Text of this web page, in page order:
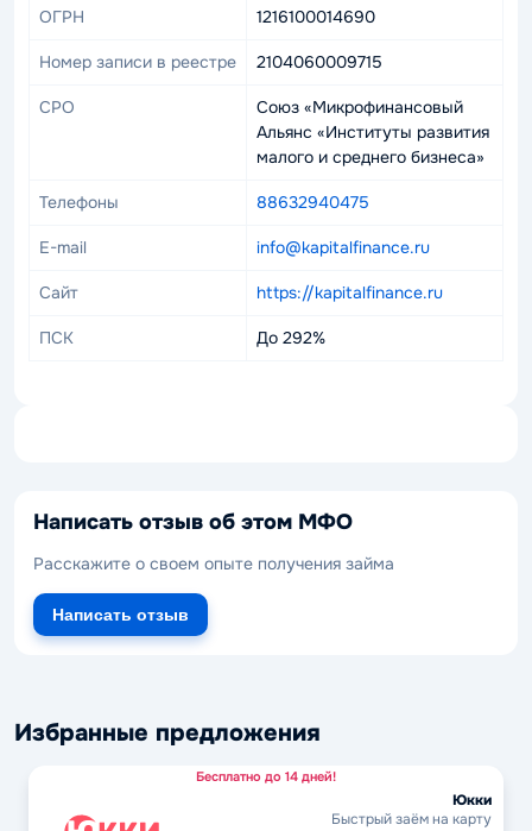
ОГРН 1216100014690
Номер записи в реестре 2104060009715
СРО
Союз «Микрофинансовый
Альянс «Институты развития
малого и среднего бизнеса»
Телефоны 88632940475
E-mail info@kapitalfinance.ru
Сайт https://kapitalfinance.ru
ПСК До 292%
Написать отзыв об этом МФО
Расскажите о своем опыте получения займа
Написать отзыв
Избранные предложения
Бесплатно до 14 дней!
Юкки
Быстрый заём на карту